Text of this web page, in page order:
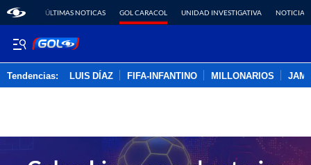
ÚLTIMAS NOTICAS GOL CARACOL UNIDAD INVESTIGATIVA NOTICIAS
Tendencias: LUIS DÍAZ FIFA-INFANTINO MILLONARIOS